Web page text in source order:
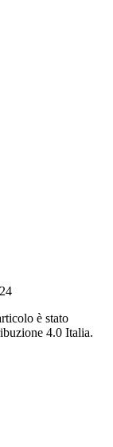
è stato
4.0 Italia.